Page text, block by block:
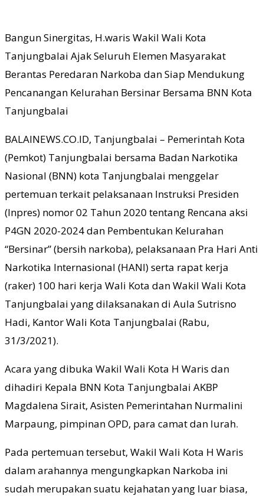
Bangun Sinergitas, H.waris Wakil Wali Kota
Tanjungbalai Ajak Seluruh Elemen Masyarakat
Berantas Peredaran Narkoba dan Siap Mendukung
Pencanangan Kelurahan Bersinar Bersama BNN Kota
Tanjungbalai
BALAINEWS.CO.ID, Tanjungbalai – Pemerintah Kota
(Pemkot) Tanjungbalai bersama Badan Narkotika
Nasional (BNN) kota Tanjungbalai menggelar
pertemuan terkait pelaksanaan Instruksi Presiden
(Inpres) nomor 02 Tahun 2020 tentang Rencana aksi
P4GN 2020-2024 dan Pembentukan Kelurahan
“Bersinar” (bersih narkoba), pelaksanaan Pra Hari Anti
Narkotika Internasional (HANI) serta rapat kerja
(raker) 100 hari kerja Wali Kota dan Wakil Wali Kota
Tanjungbalai yang dilaksanakan di Aula Sutrisno
Hadi, Kantor Wali Kota Tanjungbalai (Rabu,
31/3/2021).
Acara yang dibuka Wakil Wali Kota H Waris dan
dihadiri Kepala BNN Kota Tanjungbalai AKBP
Magdalena Sirait, Asisten Pemerintahan Nurmalini
Marpaung, pimpinan OPD, para camat dan lurah.
Pada pertemuan tersebut, Wakil Wali Kota H Waris
dalam arahannya mengungkapkan Narkoba ini
sudah merupakan suatu kejahatan yang luar biasa,